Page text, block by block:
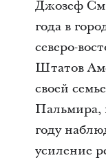
Джозеф
года в
северо-
Штатов
своей
Пальмира,
году
усиление